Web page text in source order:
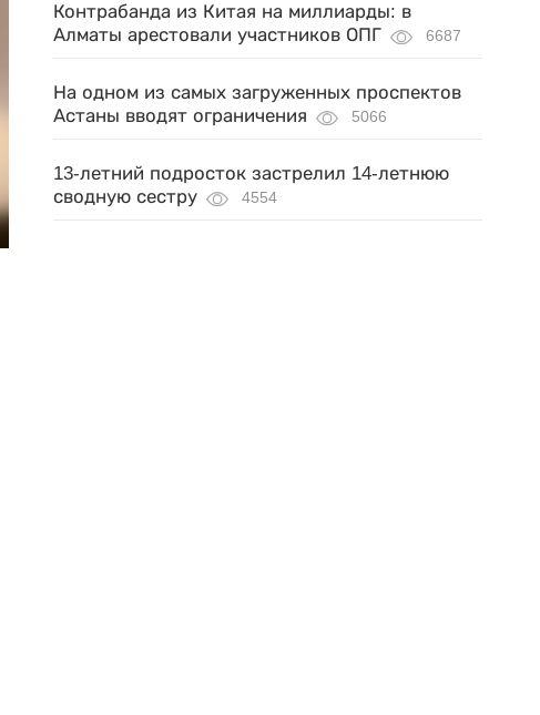
Контрабанда из Китая на миллиарды: в
Алматы арестовали участников ОПГ
6687
На одном из самых загруженных проспектов
Астаны вводят ограничения
5066
13-летний подросток застрелил 14-летнюю
сводную сестру
4554